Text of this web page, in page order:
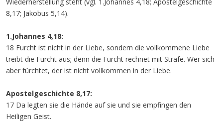
8,17; Jakobus 5,14).
1.Johannes 4,18:
18 Furcht ist nicht in der Liebe, sondern die vollkommene Liebe
treibt die Furcht aus; denn die Furcht rechnet mit Strafe. Wer sich
aber fürchtet, der ist nicht vollkommen in der Liebe.
Apostelgeschichte 8,17:
17 Da legten sie die Hände auf sie und sie empfingen den
Heiligen Geist.